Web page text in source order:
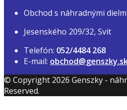
Obchod s náhradnými
Jesenského 209/32, Svit
Telefón: 052/4484 268
E-mail:
© Copyright 2026 Genszky -
Reserved.